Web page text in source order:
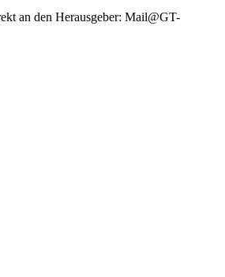
an den Herausgeber: Mail@GT-